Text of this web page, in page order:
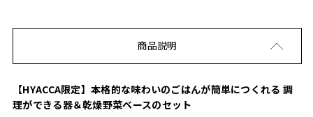
商品説明
【HYACCA限定】本格的な味わいのごはんが簡単につくれる 調
理ができる器＆乾燥野菜ベースのセット